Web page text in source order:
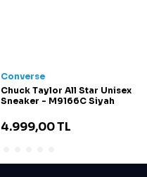
Converse
Chuck Taylor All Star Unisex
Sneaker - M9166C Siyah
4.999,00TL